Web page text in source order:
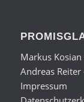
Markus
Andreas
Impressum